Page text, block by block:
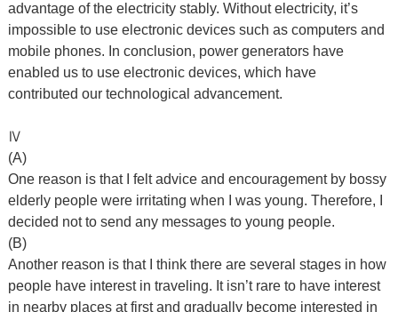
advantage of the electricity stably. Without electricity, it’s
impossible to use electronic devices such as computers and
mobile phones. In conclusion, power generators have
enabled us to use electronic devices, which have
contributed our technological advancement.
Ⅳ
(A)
One reason is that I felt advice and encouragement by bossy
elderly people were irritating when I was young. Therefore, I
decided not to send any messages to young people.
(B)
Another reason is that I think there are several stages in how
people have interest in traveling. It isn’t rare to have interest
in nearby places at first and gradually become interested in